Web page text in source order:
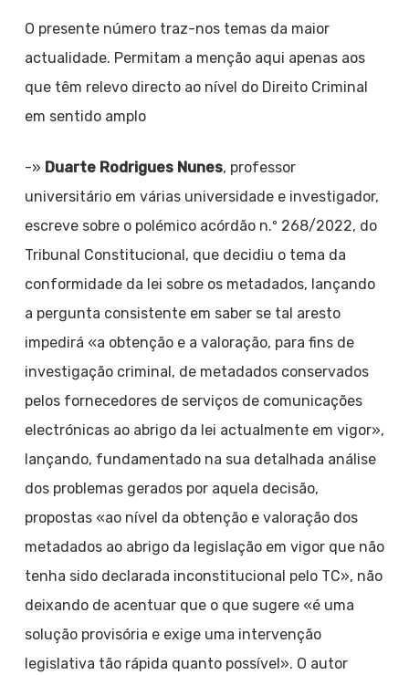
O presente número traz-nos temas da maior
actualidade. Permitam a menção aqui apenas aos
que têm relevo directo ao nível do Direito Criminal
em sentido amplo
-» Duarte Rodrigues Nunes, professor
universitário em várias universidade e investigador,
escreve sobre o polémico acórdão n.º 268/2022, do
Tribunal Constitucional, que decidiu o tema da
conformidade da lei sobre os metadados, lançando
a pergunta consistente em saber se tal aresto
impedirá «a obtenção e a valoração, para fins de
investigação criminal, de metadados conservados
pelos fornecedores de serviços de comunicações
electrónicas ao abrigo da lei actualmente em vigor»,
lançando, fundamentado na sua detalhada análise
dos problemas gerados por aquela decisão,
propostas «ao nível da obtenção e valoração dos
metadados ao abrigo da legislação em vigor que não
tenha sido declarada inconstitucional pelo TC», não
deixando de acentuar que o que sugere «é uma
solução provisória e exige uma intervenção
legislativa tão rápida quanto possível». O autor